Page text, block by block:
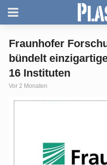
Fraunhofer
bündelt
16 Instituten
Vor 2 Monaten